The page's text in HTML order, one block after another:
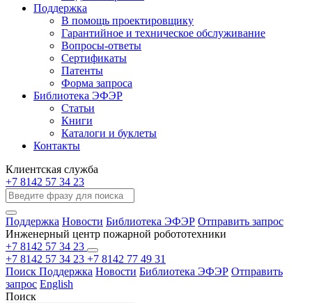
Поддержка
В помощь проектировщику
Гарантийное и техническое обслуживание
Вопросы-ответы
Сертификаты
Патенты
Форма запроса
Библиотека ЭФЭР
Статьи
Книги
Каталоги и буклеты
Контакты
Клиентская служба
+7 8142 57 34 23
Поддержка Новости Библиотека ЭФЭР Отправить запрос
Инженерный центр пожарной робототехники
+7 8142 57 34 23
+7 8142 57 34 23 +7 8142 77 49 31
Поиск Поддержка Новости Библиотека ЭФЭР Отправить
запрос English
Поиск